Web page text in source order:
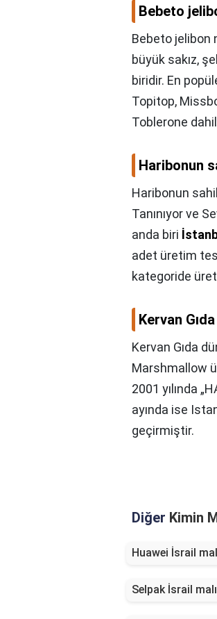
Bebeto
Bebeto jelibon
büyük sakız,
biridir. En
Topitop,
Toblerone
Haribonun
Haribonun
Tanınıyor ve
anda biri
adet üretim
kategoride
Kervan
Kervan Gıda
Marshmallow
2001 yılında
ayında ise
geçirmiştir.
Diğer Kimin
Huawei İsrail
Selpak İsrail